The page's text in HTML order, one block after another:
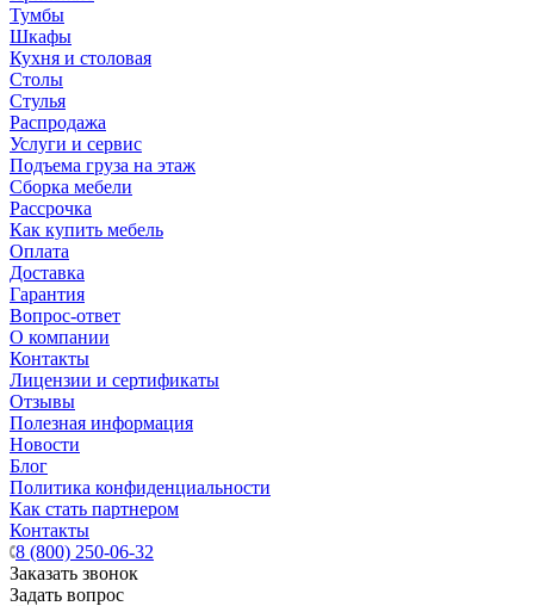
Тумбы
Шкафы
Кухня и столовая
Столы
Стулья
Распродажа
Услуги и сервис
Подъема груза на этаж
Сборка мебели
Рассрочка
Как купить мебель
Оплата
Доставка
Гарантия
Вопрос-ответ
О компании
Контакты
Лицензии и сертификаты
Отзывы
Полезная информация
Новости
Блог
Политика конфиденциальности
Как стать партнером
Контакты
8 (800) 250-06-32
Заказать звонок
Задать вопрос